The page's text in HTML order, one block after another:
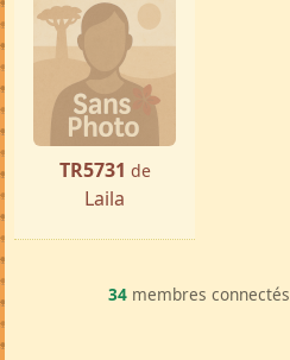
TR5731 de
Laila
34 membres connectés